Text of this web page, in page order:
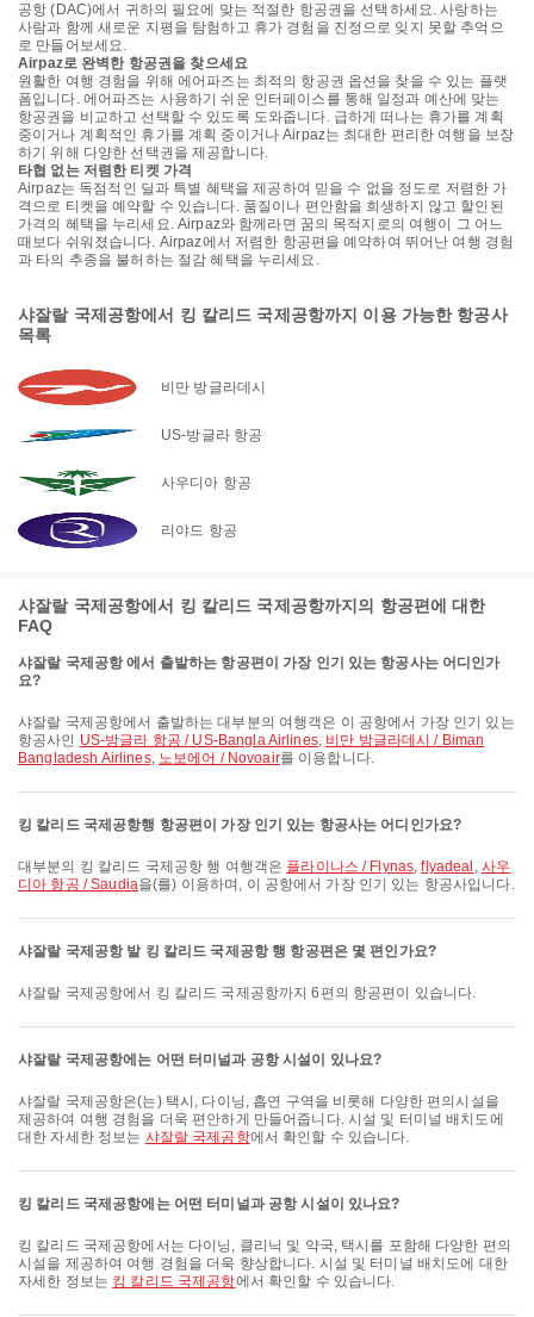
공항 (DAC)에서 귀하의 필요에 맞는 적절한 항공권을 선택하세요. 사랑하는
사람과 함께 새로운 지평을 탐험하고 휴가 경험을 진정으로 잊지 못할 추억으
로 만들어보세요.
Airpaz로 완벽한 항공권을 찾으세요
원활한 여행 경험을 위해 에어파즈는 최적의 항공권 옵션을 찾을 수 있는 플랫
폼입니다. 에어파즈는 사용하기 쉬운 인터페이스를 통해 일정과 예산에 맞는
항공권을 비교하고 선택할 수 있도록 도와줍니다. 급하게 떠나는 휴가를 계획
중이거나 계획적인 휴가를 계획 중이거나 Airpaz는 최대한 편리한 여행을 보장
하기 위해 다양한 선택권을 제공합니다.
타협 없는 저렴한 티켓 가격
Airpaz는 독점적인 딜과 특별 혜택을 제공하여 믿을 수 없을 정도로 저렴한 가
격으로 티켓을 예약할 수 있습니다. 품질이나 편안함을 희생하지 않고 할인된
가격의 혜택을 누리세요. Airpaz와 함께라면 꿈의 목적지로의 여행이 그 어느
때보다 쉬워졌습니다. Airpaz에서 저렴한 항공편을 예약하여 뛰어난 여행 경험
과 타의 추종을 불허하는 절감 혜택을 누리세요.
샤잘랄 국제공항에서 킹 칼리드 국제공항까지 이용 가능한 항공사
목록
비만 방글라데시
US-방글라 항공
사우디아 항공
리야드 항공
샤잘랄 국제공항에서 킹 칼리드 국제공항까지의 항공편에 대한
FAQ
샤잘랄 국제공항 에서 출발하는 항공편이 가장 인기 있는 항공사는 어디인가
요?
샤잘랄 국제공항에서 출발하는 대부분의 여행객은 이 공항에서 가장 인기 있는
항공사인 US-방글라 항공 / US-Bangla Airlines, 비만 방글라데시 / Biman
Bangladesh Airlines, 노보에어 / Novoair를 이용합니다.
킹 칼리드 국제공항행 항공편이 가장 인기 있는 항공사는 어디인가요?
대부분의 킹 칼리드 국제공항 행 여행객은 플라이나스 / Flynas,flyadeal , 사우
디아 항공 / Saudia을(를) 이용하며, 이 공항에서 가장 인기 있는 항공사입니다.
샤잘랄 국제공항 발 킹 칼리드 국제공항 행 항공편은 몇 편인가요?
샤잘랄 국제공항에서 킹 칼리드 국제공항까지 6편의 항공편이 있습니다.
샤잘랄 국제공항에는 어떤 터미널과 공항 시설이 있나요?
샤잘랄 국제공항은(는) 택시, 다이닝, 흡연 구역을 비롯해 다양한 편의시설을
제공하여 여행 경험을 더욱 편안하게 만들어줍니다. 시설 및 터미널 배치도에
대한 자세한 정보는 샤잘랄 국제공항에서 확인할 수 있습니다.
킹 칼리드 국제공항에는 어떤 터미널과 공항 시설이 있나요?
킹 칼리드 국제공항에서는 다이닝, 클리닉 및 약국, 택시를 포함해 다양한 편의
시설을 제공하여 여행 경험을 더욱 향상합니다. 시설 및 터미널 배치도에 대한
자세한 정보는 킹 칼리드 국제공항에서 확인할 수 있습니다.